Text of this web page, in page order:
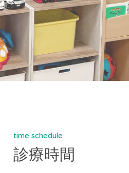
time schedule
診療時間